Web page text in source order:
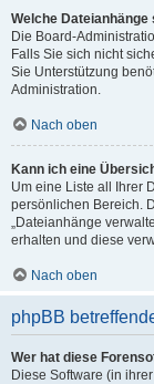
Welche
Die Board-
Falls Sie sich nicht
Sie Unterstützung
Administration.
Nach oben
Kann ich eine
Um eine Liste all Ihrer
persönlichen Bereich.
„Dateianhänge
erhalten und diese
Nach oben
phpBB
Wer hat diese
Diese Software (in